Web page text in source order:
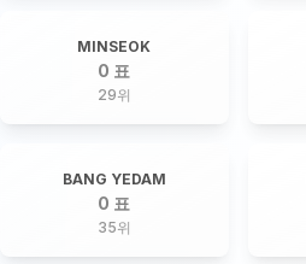
MINSEOK
0 표
29위
BANG YEDAM
0 표
35위